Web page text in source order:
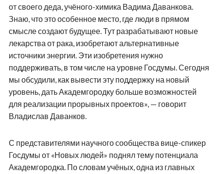
от своего деда, учёного-химика Вадима Даванкова.
Знаю, что это особенное место, где люди в прямом
смысле создают будущее. Тут разрабатывают новые
лекарства от рака, изобретают альтернативные
источники энергии. Эти изобретения нужно
поддерживать, в том числе на уровне Госдумы. Сегодня
мы обсудили, как вывести эту поддержку на новый
уровень, дать Академгородку больше возможностей
для реализации прорывных проектов», — говорит
Владислав Даванков.
С представителями научного сообщества вице-спикер
Госдумы от «Новых людей» поднял тему потенциала
Академгородка. По словам учёных, одна из главных